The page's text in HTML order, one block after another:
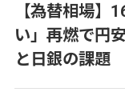
【為替相場】
い」再燃で円
と日銀の課題